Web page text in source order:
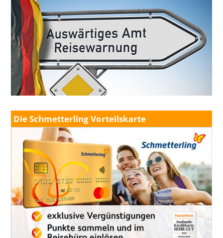
Die Schmetterling Vorteilskarte